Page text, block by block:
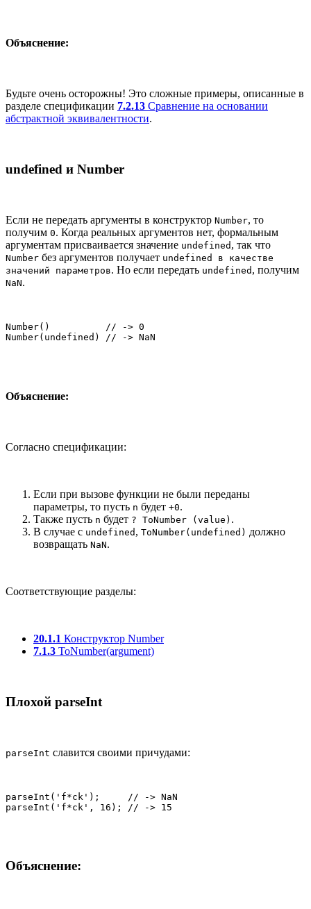
Объяснение:
Будьте очень осторожны! Это сложные примеры, описанные в
разделе спецификации 7.2.13 Сравнение на основании
абстрактной эквивалентности.
undefined и Number
Если не передать аргументы в конструктор Number, то
получим 0. Когда реальных аргументов нет, формальным
аргументам присваивается значение undefined , так что
Number без аргументов получает undefined в качестве
значений параметров. Но если передать undefined , получим
NaN.
Number()          // -> 0
Number(undefined) // -> NaN
Объяснение:
Согласно спецификации:
Если при вызове функции не были переданы
параметры, то пусть n будет +0.
Также пусть n будет ? ToNumber (value) .
В случае с undefined , ToNumber(undefined) должно
возвращать NaN.
Соответствующие разделы:
20.1.1 Конструктор Number
7.1.3 ToNumber(argument)
Плохой parseInt
parseInt славится своими причудами:
parseInt('f*ck');     // -> NaN
parseInt('f*ck', 16); // -> 15
Объяснение: